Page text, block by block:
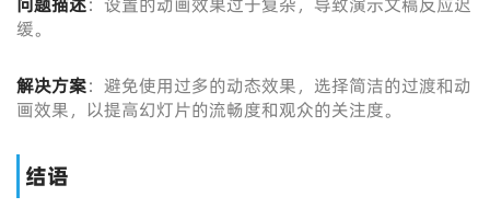
缓。
解决方案：避免使用过多的动态效果，选择简洁的过渡和动
画效果，以提高幻灯片的流畅度和观众的关注度。
结语